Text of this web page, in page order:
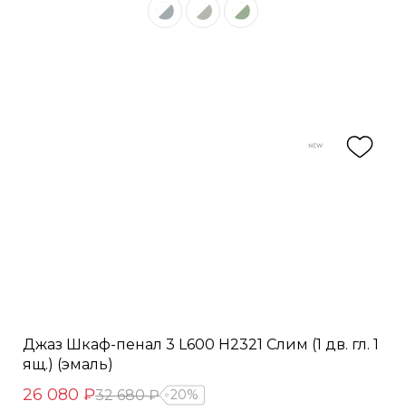
Джаз Шкаф-пенал 3 L600 H2321 Слим (1 дв. гл. 1
ящ.) (эмаль)
26 080 ₽32 680 ₽ 20%